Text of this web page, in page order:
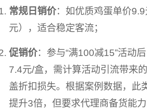
常规日销价：如优质鸡蛋单价
元），适合稳定客流；
促销价：参与“满100减15”活动
7.4元/盒，需计算活动引流带来
盖折扣损失。根据案例数据，此
提升3倍，但要求代理商备货能力